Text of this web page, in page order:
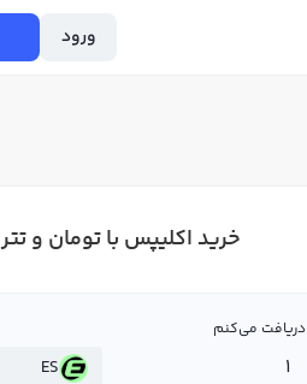
ورود
خرید اکلیپس با تومان و تتر
دریافت می‌کنم
ES